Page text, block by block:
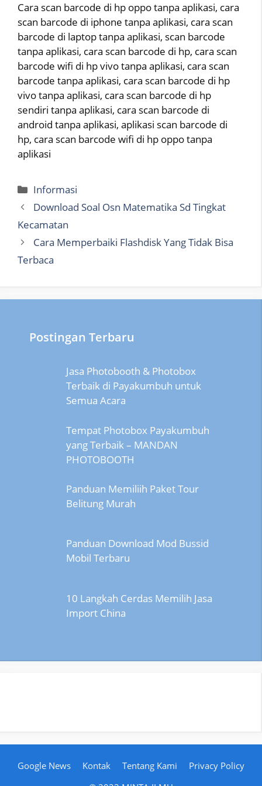
Cara scan barcode di hp oppo tanpa aplikasi, cara
scan barcode di iphone tanpa aplikasi, cara scan
barcode di laptop tanpa aplikasi, scan barcode
tanpa aplikasi, cara scan barcode di hp, cara scan
barcode wifi di hp vivo tanpa aplikasi, cara scan
barcode tanpa aplikasi, cara scan barcode di hp
vivo tanpa aplikasi, cara scan barcode di hp
sendiri tanpa aplikasi, cara scan barcode di
android tanpa aplikasi, aplikasi scan barcode di
hp, cara scan barcode wifi di hp oppo tanpa
aplikasi
Categories
Informasi
Download Soal Osn Matematika Sd Tingkat
Kecamatan
Cara Memperbaiki Flashdisk Yang Tidak Bisa
Terbaca
Postingan Terbaru
Jasa Photobooth & Photobox
Terbaik di Payakumbuh untuk
Semua Acara
Tempat Photobox Payakumbuh
yang Terbaik – MANDAN
PHOTOBOOTH
Panduan Memiliih Paket Tour
Belitung Murah
Panduan Download Mod Bussid
Mobil Terbaru
10 Langkah Cerdas Memilih Jasa
Import China
Google News Kontak Tentang Kami
Privacy Policy